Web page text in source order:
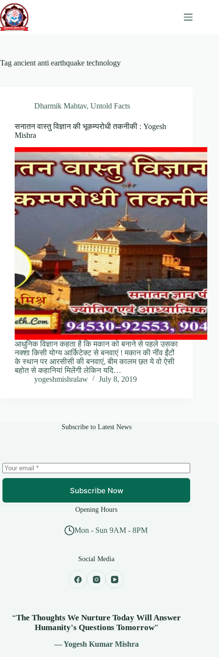
Skip
to
content
Tag ancient anti earthquake technology
Dharmik Mahtav, Untold Facts
सनातन वास्तु विज्ञान की भूकम्परोधी तकनीकी : Yogesh
Mishra
आधुनिक विज्ञान कहता है कि मकान को बनाने से पहले उसका
नक्‍शा किसी योग्‍य आर्किटेक्‍ट से बनवाएं ! मकान की नींव ईंटों
के स्‍थान पर आरसीसी की बनवाएं, बीम कालम छत ये वो ऐसी
बहोत से कहानियां मिलेंगी लेकिन यदि…
yogeshmishralaw
July 8, 2019
Subscribe to Latest News
Subscribe Now
Opening Hours
Mon - Sun 9AM - 8PM
Social Media
“The Thoughts We Nurture Today Will Answer
Humanity's Questions Tomorrow”
— Yogesh Kumar Mishra